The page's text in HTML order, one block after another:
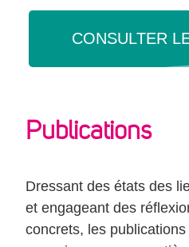
CONSULTER
Publications
Dressant des états des
et engageant des
concrets, les